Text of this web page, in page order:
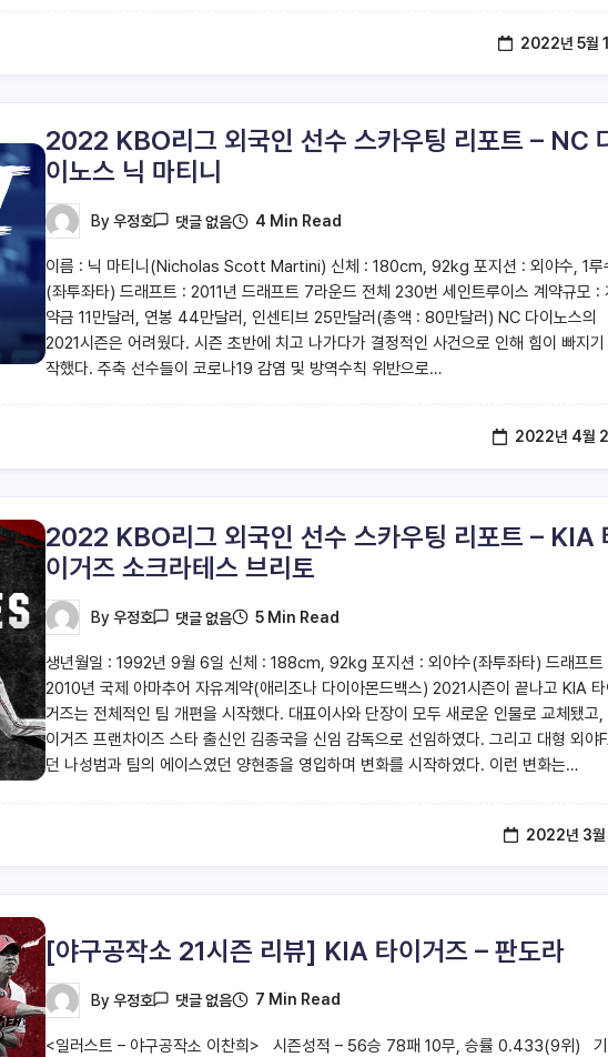
2022년 5월
2022 KBO리그 외국인 선수 스카우팅 리포트 – NC
이노스 닉 마티니
By 우정호 댓글 없음 4 Min Read
이름 : 닉 마티니(Nicholas Scott Martini) 신체 : 180cm, 92kg 포지션 : 외야수, 1루
(좌투좌타) 드래프트 : 2011년 드래프트 7라운드 전체 230번 세인트루이스 계약규모 :
약금 11만달러, 연봉 44만달러, 인센티브 25만달러(총액 : 80만달러) NC 다이노스의
2021시즌은 어려웠다. 시즌 초반에 치고 나가다가 결정적인 사건으로 인해 힘이 빠지기
작했다. 주축 선수들이 코로나19 감염 및 방역수칙 위반으로…
2022년 4월
2022 KBO리그 외국인 선수 스카우팅 리포트 – KIA
이거즈 소크라테스 브리토
By 우정호 댓글 없음 5 Min Read
생년월일 : 1992년 9월 6일 신체 : 188cm, 92kg 포지션 : 외야수(좌투좌타) 드래프트
2010년 국제 아마추어 자유계약(애리조나 다이아몬드백스) 2021시즌이 끝나고 KIA 타
거즈는 전체적인 팀 개편을 시작했다. 대표이사와 단장이 모두 새로운 인물로 교체됐고,
이거즈 프랜차이즈 스타 출신인 김종국을 신임 감독으로 선임하였다. 그리고 대형 외야
던 나성범과 팀의 에이스였던 양현종을 영입하며 변화를 시작하였다. 이런 변화는…
2022년 3월
[야구공작소 21시즌 리뷰] KIA 타이거즈 – 판도라
By 우정호 댓글 없음 7 Min Read
<일러스트 – 야구공작소 이찬희> 시즌성적 – 56승 78패 10무, 승률 0.433(9위) 기